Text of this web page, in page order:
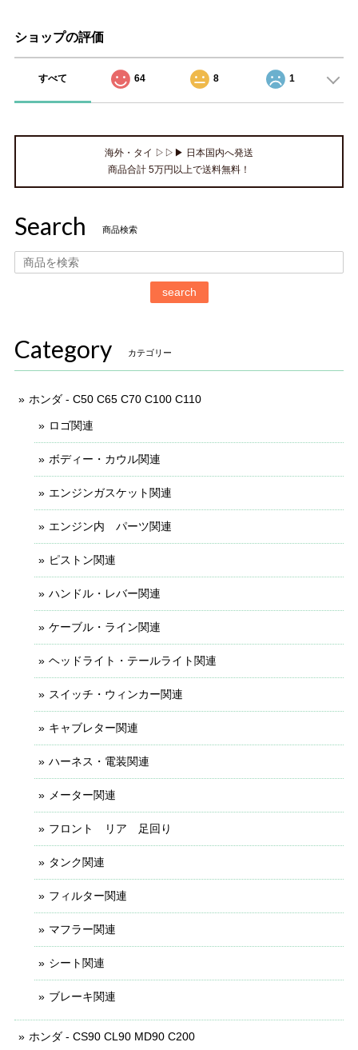
ショップの評価
すべて 64 8 1
海外・タイ ▷▷▶ 日本国内へ発送
商品合計 5万円以上で送料無料！
Search 商品検索
search
Category カテゴリー
ホンダ - C50 C65 C70 C100 C110
ロゴ関連
ボディー・カウル関連
エンジンガスケット関連
エンジン内 パーツ関連
ピストン関連
ハンドル・レバー関連
ケーブル・ライン関連
ヘッドライト・テールライト関連
スイッチ・ウィンカー関連
キャブレター関連
ハーネス・電装関連
メーター関連
フロント リア 足回り
タンク関連
フィルター関連
マフラー関連
シート関連
ブレーキ関連
ホンダ - CS90 CL90 MD90 C200